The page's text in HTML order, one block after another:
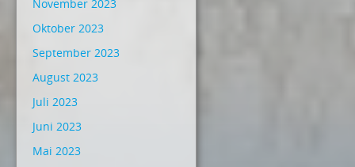
November 2023
Oktober 2023
September 2023
August 2023
Juli 2023
Juni 2023
Mai 2023